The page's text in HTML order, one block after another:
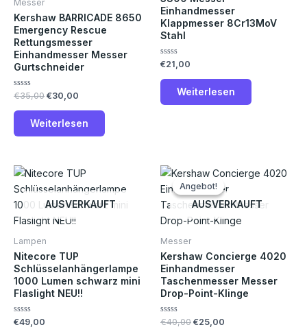
Messer
Kershaw BARRICADE 8650
Emergency Rescue
Rettungsmesser
Einhandmesser Messer
Gurtschneider
Bewertet
0
€35,00 €30,00
Weiterlesen
Einhandmesser
Klappmesser 8Cr13MoV
Stahl
Bewertet
0
€21,00
Weiterlesen
AUSVERKAUFT
Lampen
Nitecore TUP
Schlüsselanhängerlampe
1000 Lumen schwarz mini
Flaslight NEU!!
Bewertet
€49,00
Angebot!
AUSVERKAUFT
Angebot!
Messer
Kershaw Concierge 4020
Einhandmesser
Taschenmesser Messer
Drop-Point-Klinge
Bewertet
€40,00
Ursprünglicher
Preis
war:
€40,00
€25,00
Aktueller
ist:
€25,00.